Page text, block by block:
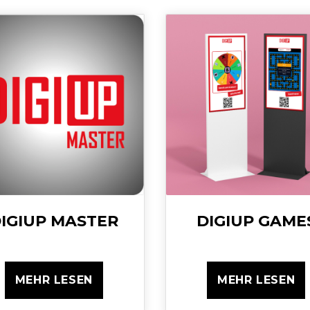
MASTER
MEHR LESEN
DIGIUP
MEHR LESEN